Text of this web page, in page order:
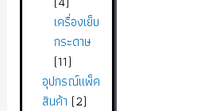
เครื่องเย็บ
กระดาษ
11
อุปกรณ์แพ็ค
สินค้า 2